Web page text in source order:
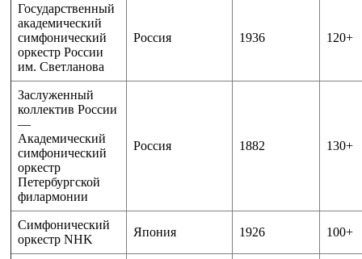
Государственный
академический
симфонический
оркестр России
им. Светланова
Россия 1936 120+
Заслуженный
коллектив России
—
Академический
симфонический
оркестр
Петербургской
филармонии
Россия 1882 130+
Симфонический
оркестр NHK
Япония 1926 100+